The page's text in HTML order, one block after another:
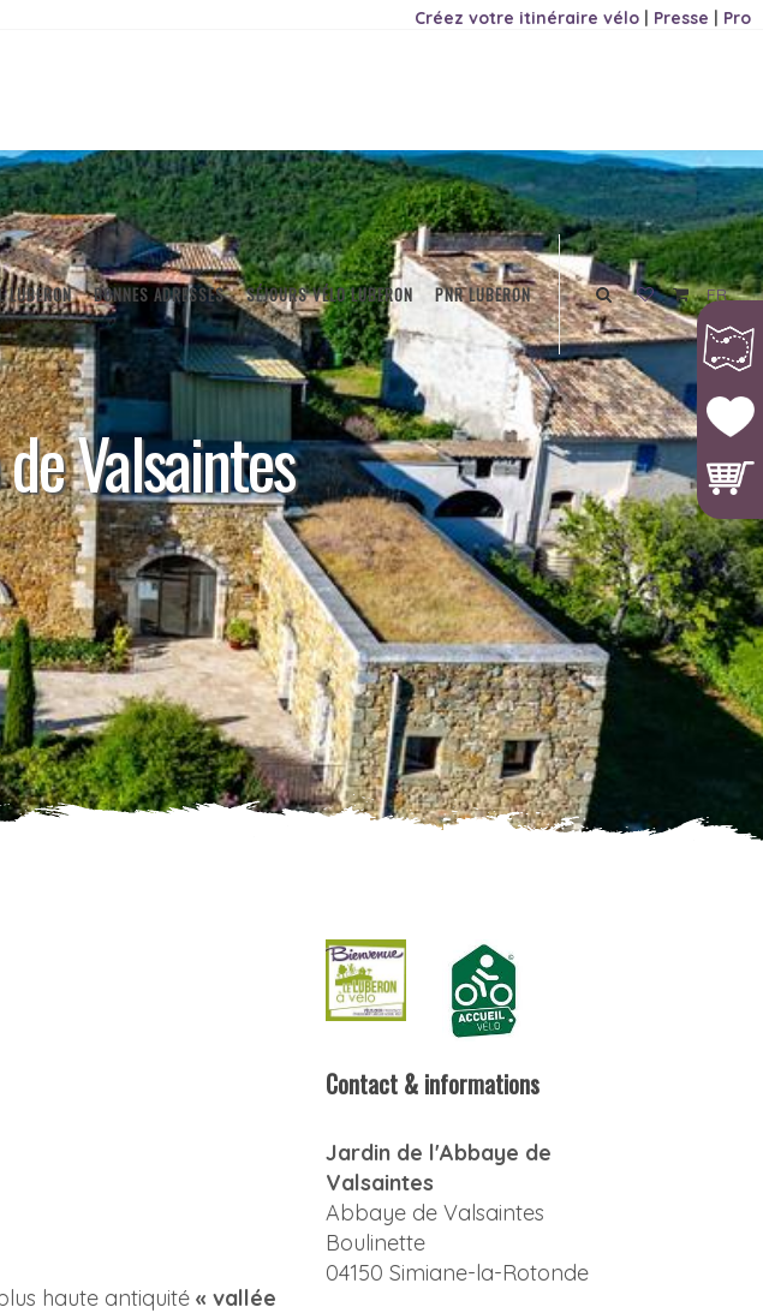
Créez votre itinéraire vélo | Presse | Pro
LUBERON BONNES ADRESSES SÉJOURS VÉLO LUBERON PNR LUBERON FR
Valsaintes
haute antiquité « vallée
Contact & informations
Jardin de l'Abbaye de
Valsaintes
Abbaye de Valsaintes
Boulinette
04150 Simiane-la-Rotonde